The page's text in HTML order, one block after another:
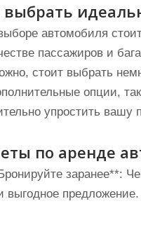
выбрать
автомобиля
пассажиров и
стоит выбрать
опции,
упростить вашу
по аренде
заранее**:
выгодное